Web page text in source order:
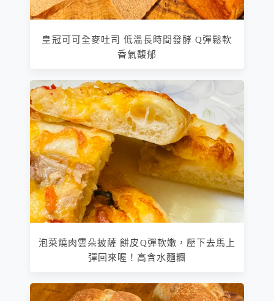
皇冠可可全麥吐司 低溫長時間發酵 Q彈鬆軟
香氣馥郁
泡菜燒肉雲朵披薩 餅皮Q彈軟嫩，壓下去馬上
彈回來喔！高含水麵糰